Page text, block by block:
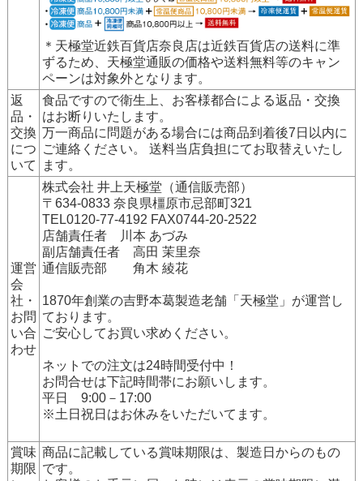
＊天極堂近鉄百貨店奈良店は近鉄百貨店の送料に準
ずるため、天極堂通販の価格や送料無料等のキャン
ペーンは対象外となります。
返
品・
交換
につ
いて
食品ですので衛生上、お客様都合による返品・交換
はお断りいたします。
万一商品に問題がある場合には商品到着後7日以内に
ご連絡ください。 送料当店負担にてお取替えいたし
ます。
運営
会
社・
お問
い合
わせ
株式会社 井上天極堂（通信販売部）
〒634-0833 奈良県橿原市忌部町321
TEL0120-77-4192 FAX0744-20-2522
店舗責任者 川本 あづみ
副店舗責任者 高田 茉里奈
通信販売部 角木 綾花
1870年創業の吉野本葛製造老舗「天極堂」が運営し
ております。
ご安心してお買い求めください。
ネットでの注文は24時間受付中！
お問合せは下記時間帯にお願いします。
平日 9:00－17:00
※土日祝日はお休みをいただいてます。
賞味
期限
商品に記載している賞味期限は、製造日からのもの
です。